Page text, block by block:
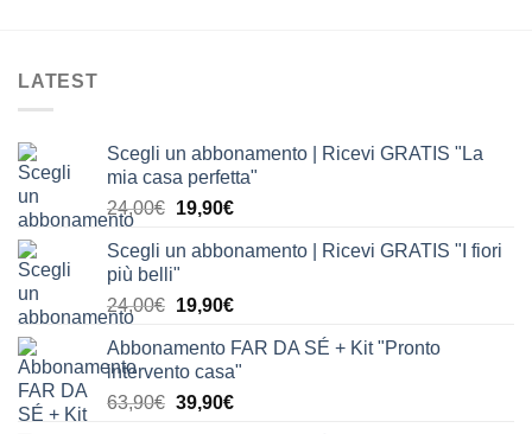
LATEST
Scegli un abbonamento | Ricevi GRATIS "La
mia casa perfetta"
24,00€ Il
originale
24,00€.
19,90€Il
attuale
19,90€.
Scegli un abbonamento | Ricevi GRATIS "I fiori
più belli"
24,00€ Il
originale
era:
24,00€.
19,90€Il
attuale
è:
19,90€.
Abbonamento FAR DA SÉ + Kit "Pronto
intervento casa"
63,90€ Il
39,90€Il